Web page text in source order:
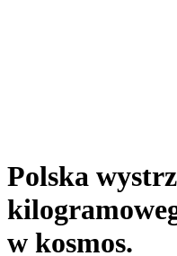
Polska
w kosmos.